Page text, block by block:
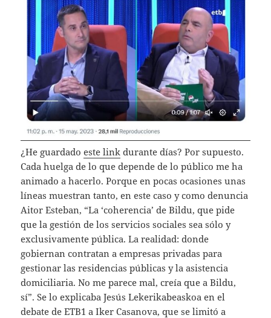
¿He guardadoeste link durante días? Por supuesto.
Cada huelga de lo que depende de lo público me ha
animado a hacerlo. Porque en pocas ocasiones unas
líneas muestran tanto, en este caso y como denuncia
Aitor Esteban, “La ‘coherencia’ de Bildu, que pide
que la gestión de los servicios sociales sea sólo y
exclusivamente pública. La realidad: donde
gobiernan contratan a empresas privadas para
gestionar las residencias públicas y la asistencia
domiciliaria. No me parece mal, creía que a Bildu,
sí”. Se lo explicaba Jesús Lekerikabeaskoa en el
debate de ETB1 a Iker Casanova, que se limitó a